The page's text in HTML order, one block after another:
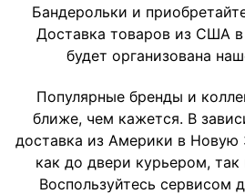
Бандерольки и
Доставка товаров из США
будет организована
Популярные бренды и
ближе, чем кажется. В
доставка из Америки в
как до двери курьером,
Воспользуйтесь сервисом